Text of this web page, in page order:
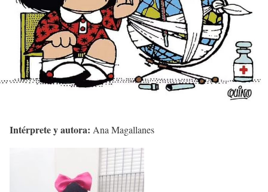
Intérprete y autora: Ana Magallanes